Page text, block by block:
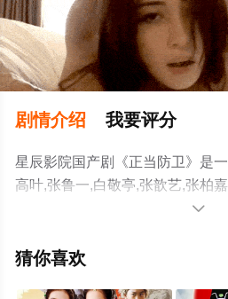
剧情介绍 我要评分
星辰影院国产剧《正当防卫》是
高叶,张鲁一,白敬亭,张歆艺,张柏
中国大陆电视剧，大结局剧情已
多相关信息可移步至豆瓣电视剧

猜你喜欢